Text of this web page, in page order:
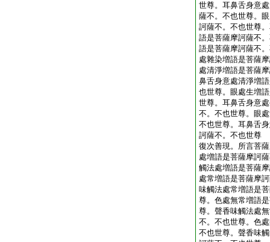
世尊。耳鼻舌身意
薩不。不也世尊。
訶薩不。不也世尊
語是菩薩摩訶薩不
語是菩薩摩訶薩不
處雜染増語是菩薩
處清淨増語是菩薩
鼻舌身意處清淨増
也世尊。眼處生増
世尊。耳鼻舌身意
不。不也世尊。眼
不也世尊。耳鼻舌
訶薩不。不也世尊
復次善現。所言菩
處増語是菩薩摩訶
觸法處増語是菩薩
處常増語是菩薩摩
味觸法處常増語是
尊。色處無常増語
尊。聲香味觸法處
不。不也世尊。色
不也世尊。聲香味